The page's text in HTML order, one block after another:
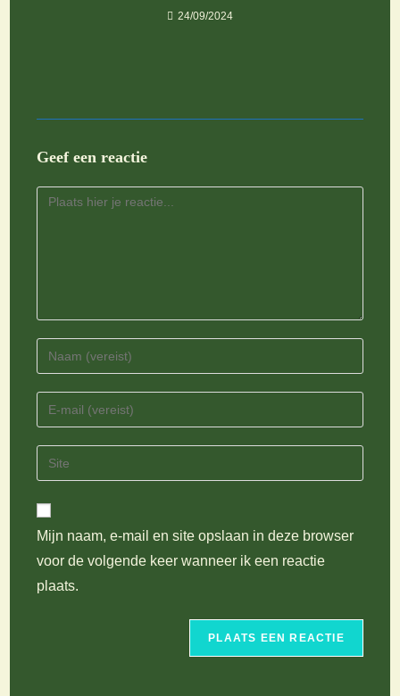
24/09/2024
Geef een reactie
Reactie
je
naam
om
te
je
e-
mail
te
kunnen
reageren
je
URL
in
(optioneel)
Mijn naam, e-mail en site opslaan in deze browser
voor de volgende keer wanneer ik een reactie
plaats.